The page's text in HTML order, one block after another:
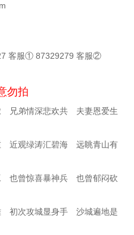
客服① 87329279 客服②
勿拍
兄弟情深悲欢共 夫妻恩爱生
近观绿涛汇碧海 远眺青山有
也曾惊喜暴神兵 也曾郁闷砍
初次攻城显身手 沙城遍地是